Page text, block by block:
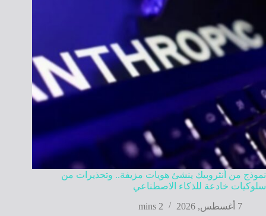
نموذج من أنثروبيك ينشئ هويات مزيفة.. وتحذيرات من
سلوكيات خادعة للذكاء الاصطناعي
7 أغسطس, 2026
2 mins